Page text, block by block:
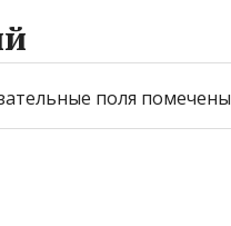
поля помечены